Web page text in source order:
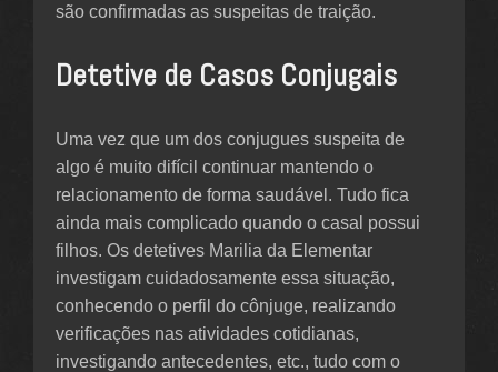
são confirmadas as suspeitas de traição.
Detetive de Casos Conjugais
Uma vez que um dos conjugues suspeita de
algo é muito difícil continuar mantendo o
relacionamento de forma saudável. Tudo fica
ainda mais complicado quando o casal possui
filhos. Os detetives Marilia da Elementar
investigam cuidadosamente essa situação,
conhecendo o perfil do cônjuge, realizando
verificações nas atividades cotidianas,
investigando antecedentes, etc., tudo com o